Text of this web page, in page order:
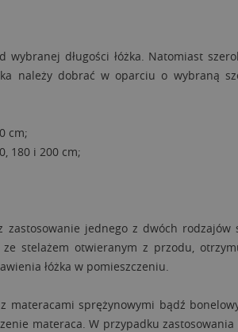
długości łóżka. Natomiast
należy dobrać w oparciu o wybraną
cm;
180 i 200 cm;
jednego z dwóch
stelażem otwieranym z przodu,
łóżka w pomieszczeniu.
sprężynowymi bądź
materaca. W przypadku